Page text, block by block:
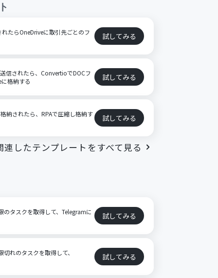
たらOneDriveに取引先ごとのフ 試してみる
信されたら、ConvertioでDOCフ
格納する
試してみる
納されたら、RPAで圧縮し格納す 試してみる
連したテンプレートをすべて見る
タスクを取得して、Telegramに 試してみる
れのタスクを取得して、 試してみる